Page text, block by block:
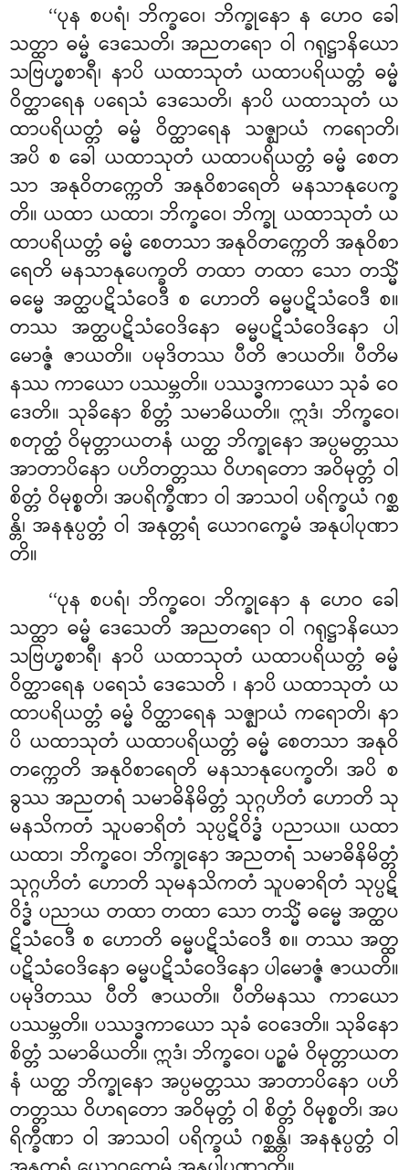
‘‘ပုန စပရံ၊ ဘိက္ခဝေ၊ ဘိက္ခုနော န ဟေဝ ခေါ
သတ္ထာ ဓမ္မံ ဒေသေတိ၊ အညတရော ဝါ ဂရုဋ္ဌာနိယော
သဗြဟ္မစာရီ၊ နာပိ ယထာသုတံ ယထာပရိယတ္တံ ဓမ္မံ
ဝိတ္ထာရေန ပရေသံ ဒေသေတိ၊ နာပိ ယထာသုတံ ယ
ထာပရိယတ္တံ ဓမ္မံ ဝိတ္ထာရေန သဇ္ဈာယံ ကရောတိ၊
အပိ စ ခေါ ယထာသုတံ ယထာပရိယတ္တံ ဓမ္မံ စေတ
သာ အနုဝိတက္ကေတိ အနုဝိစာရေတိ မနသာနုပေက္ခ
တိ။ ယထာ ယထာ၊ ဘိက္ခဝေ၊ ဘိက္ခု ယထာသုတံ ယ
ထာပရိယတ္တံ ဓမ္မံ စေတသာ အနုဝိတက္ကေတိ အနုဝိစာ
ရေတိ မနသာနုပေက္ခတိ တထာ တထာ သော တသ္မိံ
ဓမ္မေ အတ္ထပဋိသံဝေဒီ စ ဟောတိ ဓမ္မပဋိသံဝေဒီ စ။
တဿ အတ္ထပဋိသံဝေဒိနော ဓမ္မပဋိသံဝေဒိနော ပါ
မောဇ္ဇံ ဇာယတိ။ ပမုဒိတဿ ပီတိ ဇာယတိ။ ပီတိမ
နဿ ကာယော ပဿမ္ဘတိ။ ပဿဒ္ဓကာယော သုခံ ဝေ
ဒေတိ။ သုခိနော စိတ္တံ သမာဓိယတိ။ ဣဒံ၊ ဘိက္ခဝေ၊
စတုတ္ထံ ဝိမုတ္တာယတနံ ယတ္ထ ဘိက္ခုနော အပ္ပမတ္တဿ
အာတာပိနော ပဟိတတ္တဿ ဝိဟရတော အဝိမုတ္တံ ဝါ
စိတ္တံ ဝိမုစ္စတိ၊ အပရိက္ခီဏာ ဝါ အာသဝါ ပရိက္ခယံ ဂစ္ဆ
န္တိ၊ အနနုပ္ပတ္တံ ဝါ အနုတ္တရံ ယောဂက္ခေမံ အနုပါပုဏာ
တိ။
‘‘ပုန စပရံ၊ ဘိက္ခဝေ၊ ဘိက္ခုနော န ဟေဝ ခေါ
သတ္ထာ ဓမ္မံ ဒေသေတိ အညတရော ဝါ ဂရုဋ္ဌာနိယော
သဗြဟ္မစာရီ၊ နာပိ ယထာသုတံ ယထာပရိယတ္တံ ဓမ္မံ
ဝိတ္ထာရေန ပရေသံ ဒေသေတိ ၊ နာပိ ယထာသုတံ ယ
ထာပရိယတ္တံ ဓမ္မံ ဝိတ္ထာရေန သဇ္ဈာယံ ကရောတိ၊ နာ
ပိ ယထာသုတံ ယထာပရိယတ္တံ ဓမ္မံ စေတသာ အနုဝိ
တက္ကေတိ အနုဝိစာရေတိ မနသာနုပေက္ခတိ၊ အပိ စ
ခွဿ အညတရံ သမာဓိနိမိတ္တံ သုဂ္ဂဟိတံ ဟောတိ သု
မနသိကတံ သူပဓာရိတံ သုပ္ပဋိဝိဒ္ဓံ ပညာယ။ ယထာ
ယထာ၊ ဘိက္ခဝေ၊ ဘိက္ခုနော အညတရံ သမာဓိနိမိတ္တံ
သုဂ္ဂဟိတံ ဟောတိ သုမနသိကတံ သူပဓာရိတံ သုပ္ပဋိ
ဝိဒ္ဓံ ပညာယ တထာ တထာ သော တသ္မိံ ဓမ္မေ အတ္ထပ
ဋိသံဝေဒီ စ ဟောတိ ဓမ္မပဋိသံဝေဒီ စ။ တဿ အတ္ထ
ပဋိသံဝေဒိနော ဓမ္မပဋိသံဝေဒိနော ပါမောဇ္ဇံ ဇာယတိ။
ပမုဒိတဿ ပီတိ ဇာယတိ။ ပီတိမနဿ ကာယော
ပဿမ္ဘတိ။ ပဿဒ္ဓကာယော သုခံ ဝေဒေတိ။ သုခိနော
စိတ္တံ သမာဓိယတိ။ ဣဒံ၊ ဘိက္ခဝေ၊ ပဉ္စမံ ဝိမုတ္တာယတ
နံ ယတ္ထ ဘိက္ခုနော အပ္ပမတ္တဿ အာတာပိနော ပဟိ
တတ္တဿဝိဟရတောအဝိမုတ္တံ ဝါ စိတ္တံ ဝိမုစ္စတိ၊ အပ
ရိက္ခီဏာ ဝါ အာသဝါ ပရိက္ခယံ ဂစ္ဆန္တိ၊ အနနုပ္ပတ္တံ ဝါ